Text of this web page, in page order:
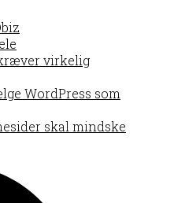
virkelig
WordPress som
skal mindske